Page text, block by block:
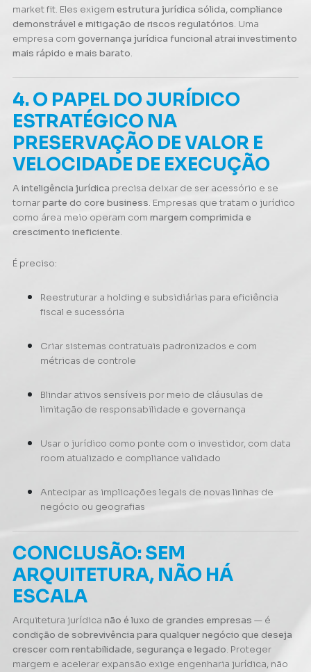
market fit. Eles exigem estrutura jurídica sólida, compliance
demonstrável e mitigação de riscos regulatórios. Uma
empresa com governança jurídica funcional atrai investimento
mais rápido e mais barato.
4. O PAPEL DO JURÍDICO
ESTRATÉGICO NA
PRESERVAÇÃO DE VALOR E
VELOCIDADE DE EXECUÇÃO
A inteligência jurídica precisa deixar de ser acessório e se
tornarparte do core business. Empresas que tratam o jurídico
como área meio operam com margem comprimida e
crescimento ineficiente.
É preciso:
Reestruturar a holding e subsidiárias para eficiência
fiscal e sucessória
Criar sistemas contratuais padronizados e com
métricas de controle
Blindar ativos sensíveis por meio de cláusulas de
limitação de responsabilidade e governança
Usar o jurídico como ponte com o investidor, com data
room atualizado e compliance validado
Antecipar as implicações legais de novas linhas de
negócio ou geografias
CONCLUSÃO: SEM
ARQUITETURA, NÃO HÁ
ESCALA
Arquitetura jurídica não é luxo de grandes empresas — é
condição de sobrevivência para qualquer negócio que deseja
crescer com rentabilidade, segurança e legado. Proteger
margem e acelerar expansão exige engenharia jurídica, não